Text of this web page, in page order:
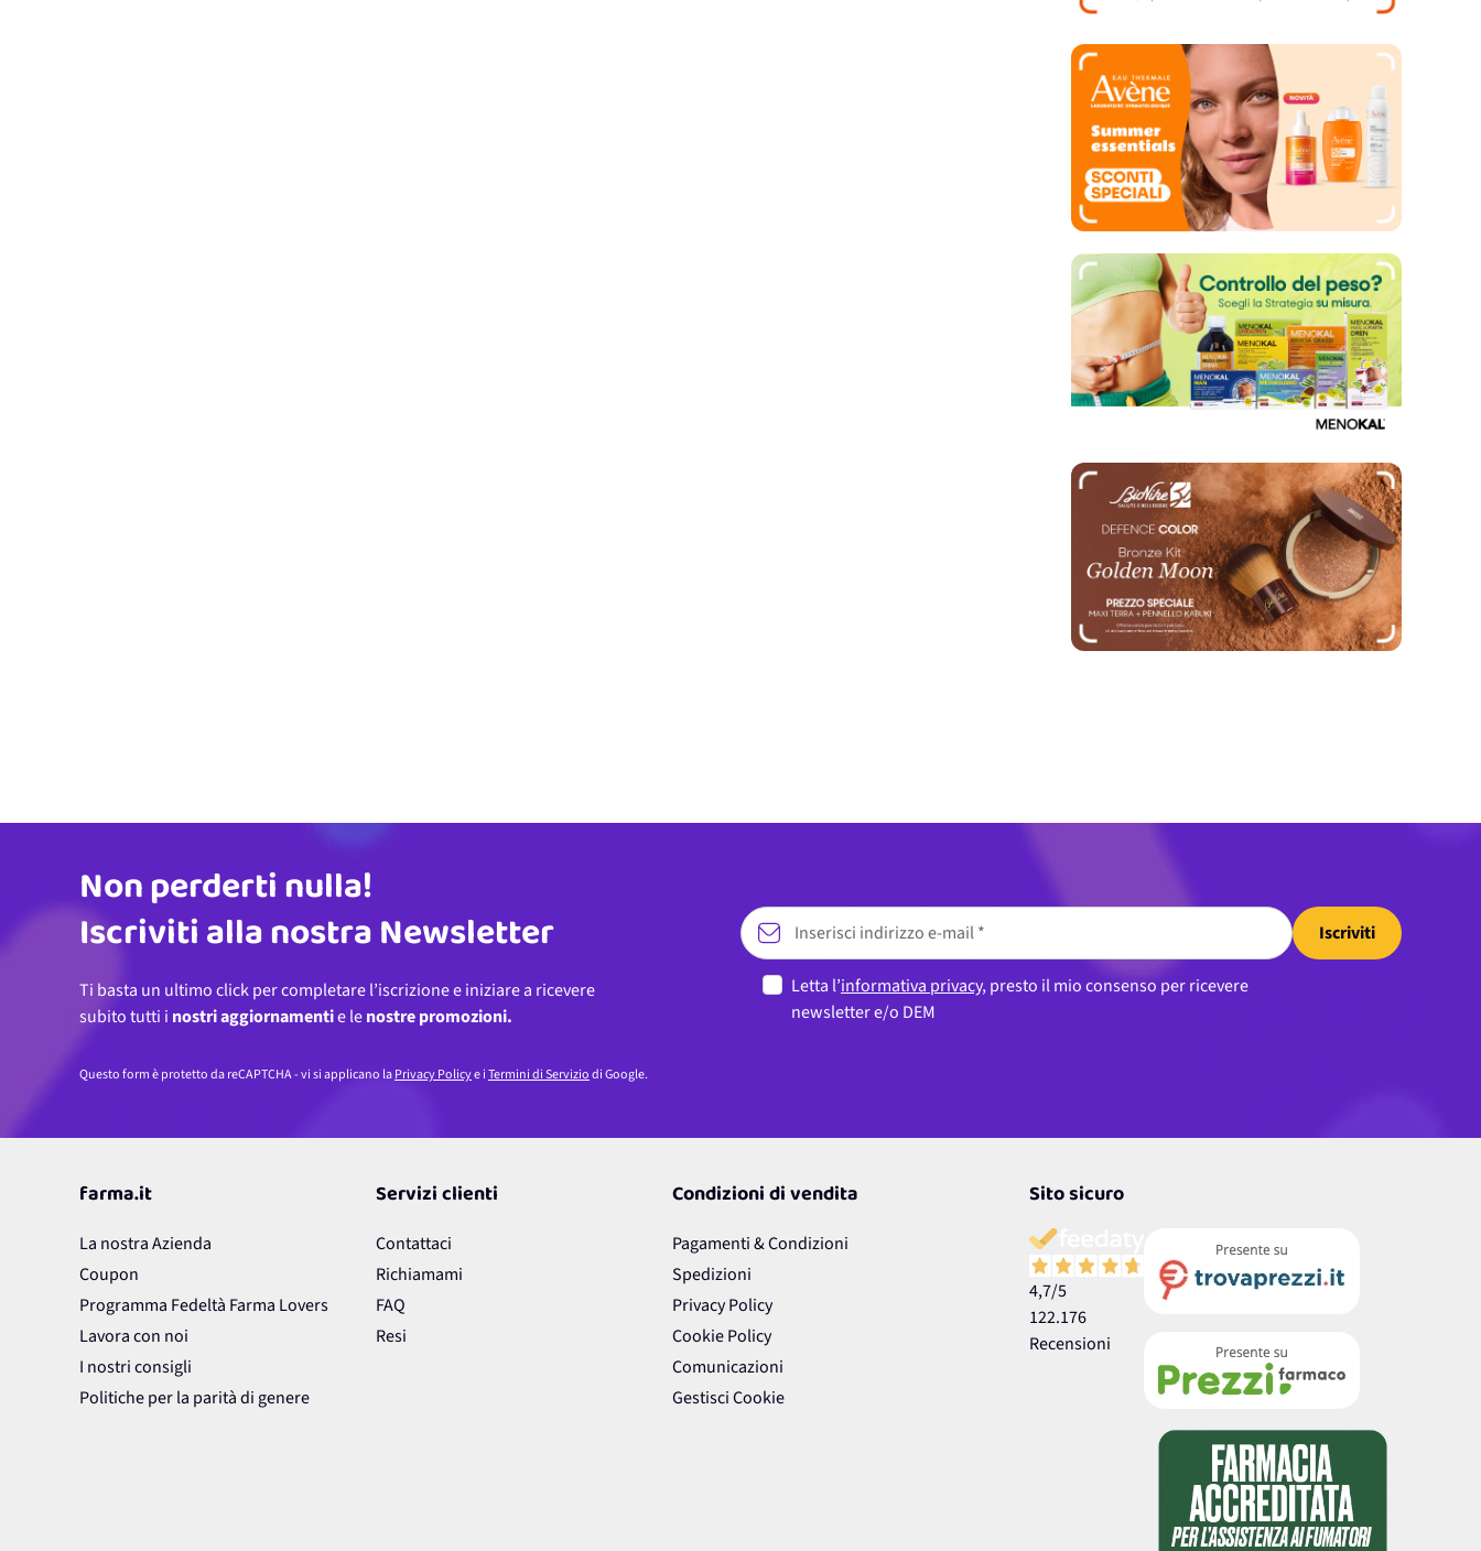
Indirizzo email
Non perderti nulla!
Iscriviti alla nostra Newsletter
Ti basta un ultimo click per completare l’iscrizione e iniziare a ricevere
subito tutti i nostri aggiornamentie lenostre promozioni.
Iscriviti
Letta l’informativa privacy, presto il mio consenso per ricevere
newsletter e/o DEM
Questo form è protetto da reCAPTCHA - vi si applicano laPrivacy Policye iTermini di Serviziodi Google.
farma.it
La nostra Azienda
Coupon
Programma Fedeltà Farma Lovers
Lavora con noi
I nostri consigli
Politiche per la parità di genere
Servizi clienti
Contattaci
Richiamami
FAQ
Resi
Condizioni di vendita
Pagamenti & Condizioni
Spedizioni
Privacy Policy
Cookie Policy
Comunicazioni
Gestisci Cookie
Sito sicuro
4,7/5
122.176
Recensioni